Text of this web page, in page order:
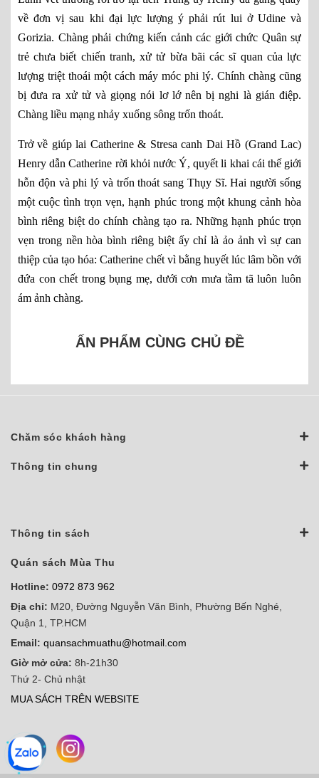
về đơn vị sau khi đại lực lượng ý phải rút lui ở Udine và
Gorizia. Chàng phải chứng kiến cảnh các giới chức Quân sự
trẻ chưa biết chiến tranh, xử tử bừa bãi các sĩ quan của lực
lượng triệt thoái một cách máy móc phi lý. Chính chàng cũng
bị đưa ra xử tử và giọng nói lơ lớ nên bị nghi là gián điệp.
Chàng liều mạng nhảy xuống sông trốn thoát.
Trở về giúp lai Catherine & Stresa canh Dai Hồ (Grand Lac)
Henry dẫn Catherine rời khỏi nước Ý, quyết li khai cái thế giới
hỗn độn và phi lý và trốn thoát sang Thụy Sĩ. Hai người sống
một cuộc tình trọn vẹn, hạnh phúc trong một khung cảnh hòa
bình riêng biệt do chính chàng tạo ra. Những hạnh phúc trọn
vẹn trong nền hòa bình riêng biệt ấy chỉ là ảo ảnh vì sự can
thiệp của tạo hóa: Catherine chết vì bằng huyết lúc lâm bồn với
đứa con chết trong bụng mẹ, dưới cơn mưa tầm tã luôn luôn
ám ảnh chàng.
ẤN PHẨM CÙNG CHỦ ĐỀ
Chăm sóc khách hàng
Thông tin chung
Thông tin sách
Quán sách Mùa Thu
Hotline: 0972 873 962
Địa chỉ: M20, Đường Nguyễn Văn Bình, Phường Bến Nghé,
Quận 1, TP.HCM
Email: quansachmuathu@hotmail.com
Giờ mở cửa: 8h-21h30
Thứ 2- Chủ nhật
MUA SÁCH TRÊN WEBSITE